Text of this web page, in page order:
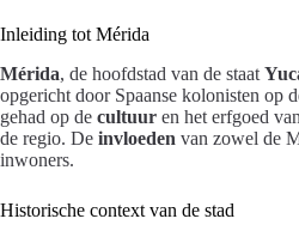
Inleiding tot Mérida
Mérida, de hoofdstad van de staat
opgericht door Spaanse kolonisten op
gehad op de cultuur en het erfgoed
de regio. De invloeden van zowel de
inwoners.
Historische context van de stad